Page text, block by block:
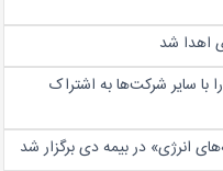
اهدا شد
سایر شرکت‌ها به اشتراک
انرژی» در بیمه دی برگزار شد